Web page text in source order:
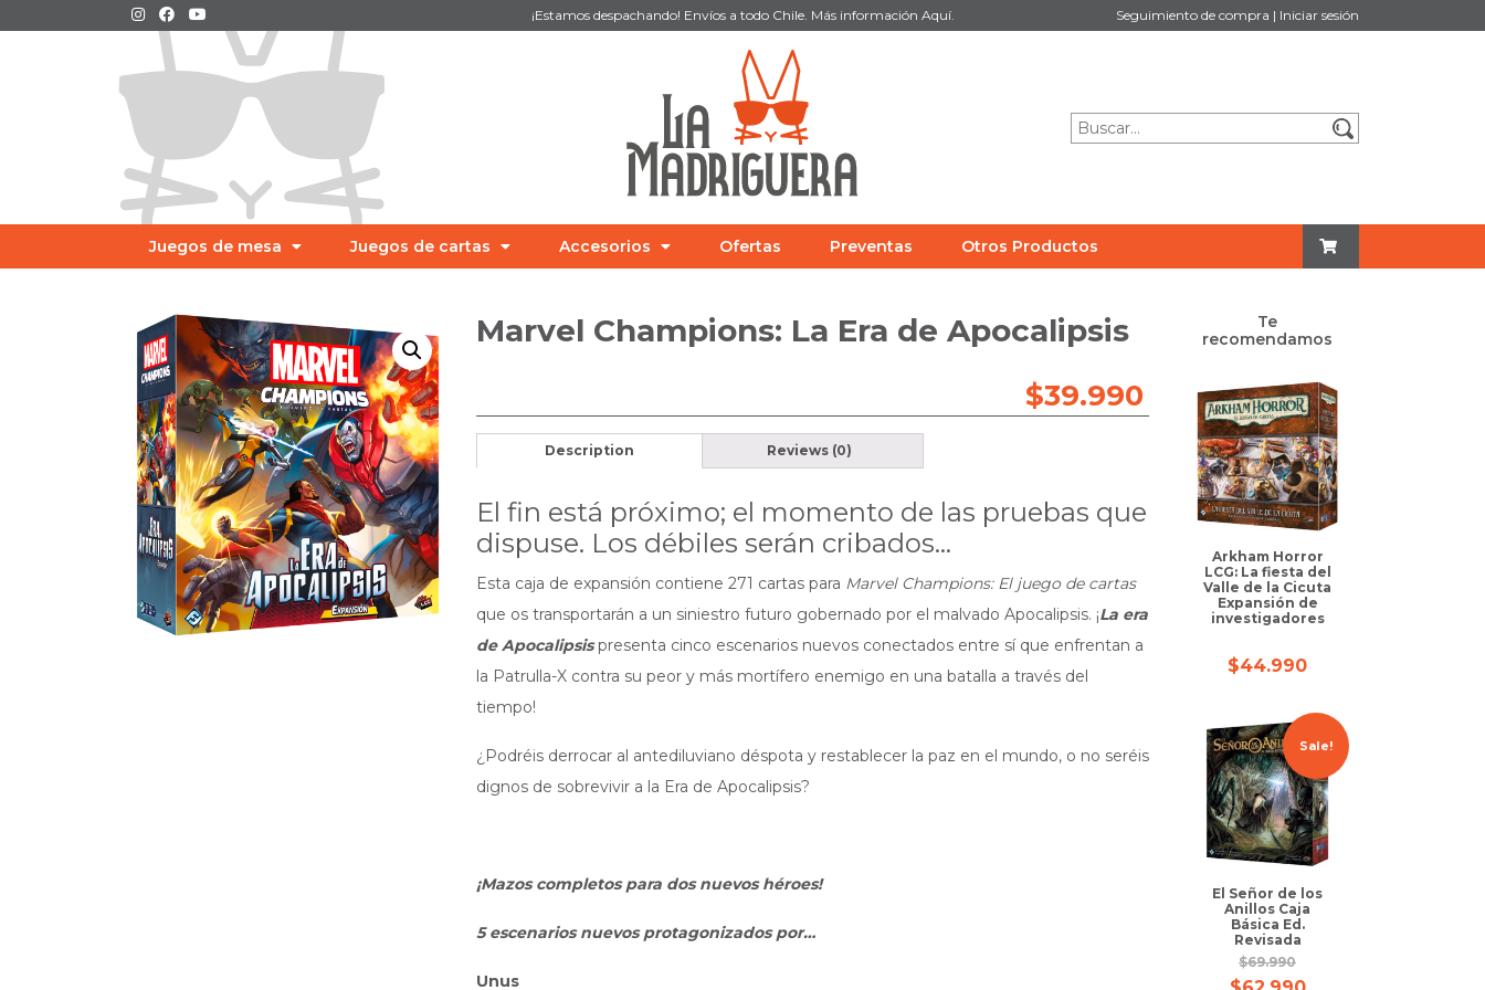
¡Estamos despachando! Envíos a todo Chile. Más información Aquí. Seguimiento de compra | Iniciar sesión
Juegos de mesa Juegos de cartas Accesorios Ofertas Preventas Otros Productos
Marvel Champions: La Era de Apocalipsis
$39.990
Description Reviews (0)
El fin está próximo; el momento de las pruebas que
dispuse. Los débiles serán cribados…
Esta caja de expansión contiene 271 cartas para Marvel Champions: El juego de cartas
que os transportarán a un siniestro futuro gobernado por el malvado Apocalipsis. ¡La era
de Apocalipsispresenta cinco escenarios nuevos conectados entre sí que enfrentan a
la Patrulla-X contra su peor y más mortífero enemigo en una batalla a través del
tiempo!
¿Podréis derrocar al antediluviano déspota y restablecer la paz en el mundo, o no seréis
dignos de sobrevivir a la Era de Apocalipsis?
¡Mazos completos para dos nuevos héroes!
5 escenarios nuevos protagonizados por…
Unus
Te
recomendamos
Arkham Horror
LCG: La fiesta del
Valle de la Cicuta
Expansión de
investigadores
$44.990
Sale!
El Señor de los
Anillos Caja
Básica Ed.
Revisada
$69.990